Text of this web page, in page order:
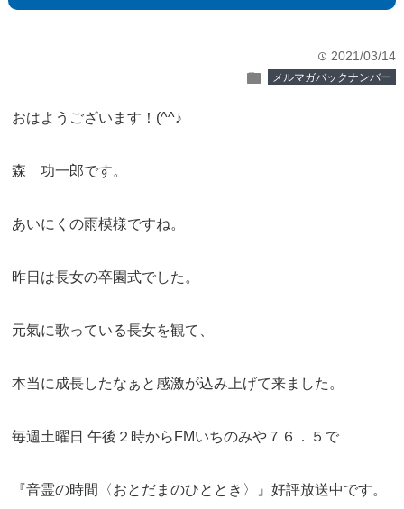
time 2021/03/14
folder メルマガバックナンバー
おはようございます！(^^♪
森 功一郎です。
あいにくの雨模様ですね。
昨日は長女の卒園式でした。
元氣に歌っている長女を観て、
本当に成長したなぁと感激が込み上げて来ました。
毎週土曜日 午後２時からFMいちのみや７６．５で
『音霊の時間〈おとだまのひととき〉』好評放送中です。